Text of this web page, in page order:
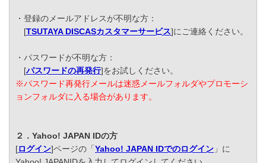
・登録のメールアドレスが不明な方：
[TSUTAYA DISCASカスタマーサービス]にご連絡ください。
・パスワードが不明な方：
[パスワードの再発行]をお試しください。
※パスワード再発行メールは迷惑メールフォルダやプロモーシ
ョンフォルダに入る場合があります。
２．Yahoo! JAPAN IDの方
[ログイン]ページの「 Yahoo! JAPAN IDでのログイン 」に